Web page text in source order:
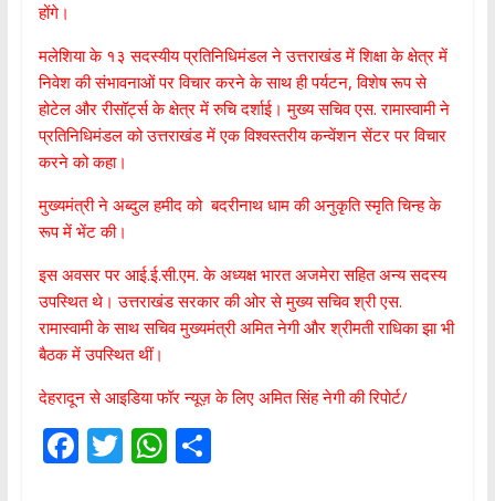
होंगे।
मलेशिया के १३ सदस्यीय प्रतिनिधिमंडल ने उत्तराखंड में शिक्षा के क्षेत्र में
निवेश की संभावनाओं पर विचार करने के साथ ही पर्यटन, विशेष रूप से
होटेल और रीसॉर्ट्स के क्षेत्र में रुचि दर्शाई। मुख्य सचिव एस. रामास्वामी ने
प्रतिनिधिमंडल को उत्तराखंड में एक विश्वस्तरीय कन्वेंशन सेंटर पर विचार
करने को कहा।
मुख्यमंत्री ने अब्दुल हमीद को बदरीनाथ धाम की अनुकृति स्मृति चिन्ह के
रूप में भेंट की।
इस अवसर पर आई.ई.सी.एम. के अध्यक्ष भारत अजमेरा सहित अन्य सदस्य
उपस्थित थे। उत्तराखंड सरकार की ओर से मुख्य सचिव श्री एस.
रामास्वामी के साथ सचिव मुख्यमंत्री अमित नेगी और श्रीमती राधिका झा भी
बैठक में उपस्थित थीं।
देहरादून से आइडिया फॉर न्यूज़ के लिए अमित सिंह नेगी की रिपोर्ट/
F T W S